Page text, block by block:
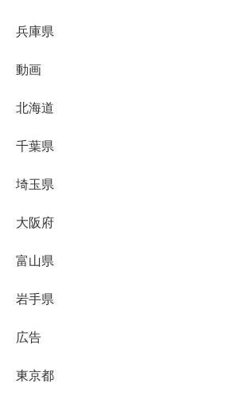
兵庫県
動画
北海道
千葉県
埼玉県
大阪府
富山県
岩手県
広告
東京都